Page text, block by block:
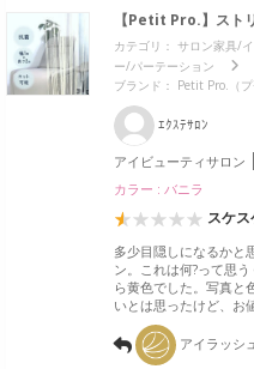
【Petit Pro.】スト
カテゴリ： サロン家具/
ー/パーテーション
ブランド： Petit Pro.（プ
ｴｸｽﾃｻﾛﾝ
アイビューティサロン
カラー : バニラ
スケ
多少目隠しになるかと
ン。これは何?って思
ら黄色でした。写真と
いとは思ったけど、お
アイラッシ